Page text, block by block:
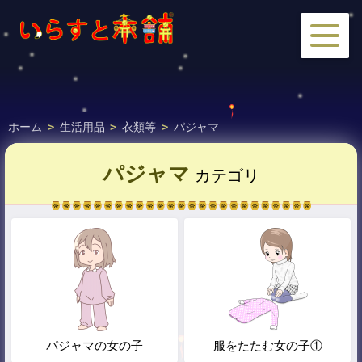
ホーム > 生活用品 > 衣類等 > パジャマ
パジャマ カテゴリ
パジャマの女の子 服をたたむ女の子①